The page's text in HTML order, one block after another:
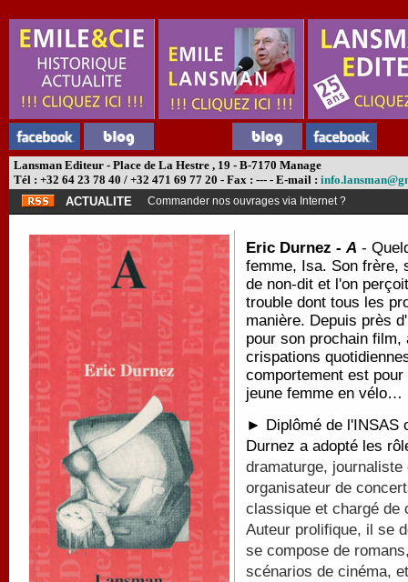
Lansman Editeur - Place de La Hestre , 19 - B-7170 Manage
Tél : +32 64 23 78 40 / +32 471 69 77 20 - Fax : --- - E-mail :
ACTUALITE
Commander nos ouvrages via Internet ?
Eric Durnez -A -
femme, Isa. Son frère,
de non-dit et l'on
trouble dont tous les
manière. Depuis près
pour son prochain
crispations
comportement est
jeune femme en vélo…
► Diplômé de l'INSAS
Durnez a adopté les
dramaturge,
organisateur de
classique et chargé de
Auteur prolifique, il se
se compose de
scénarios de cinéma,